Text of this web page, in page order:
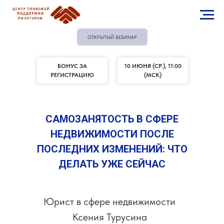
САМОЗАНЯТОСТЬ В СФЕРЕ
НЕДВИЖИМОСТИ ПОСЛЕ
ПОСЛЕДНИХ ИЗМЕНЕНИЙ: ЧТО
ДЕЛАТЬ УЖЕ СЕЙЧАС
ОТКРЫТЫЙ ВЕБИНАР
Юрист в сфере недвижимости
Ксения Турусина
10 ИЮНЯ (СР.), 11:00
(МСК)
БОНУС ЗА
РЕГИСТРАЦИЮ